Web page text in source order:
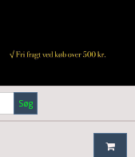
Søg